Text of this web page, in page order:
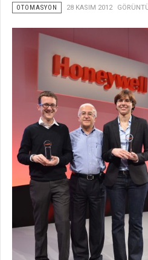
OTOMASYON 28 KASIM 2012